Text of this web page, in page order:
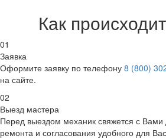
Как
01
Заявка
Оформите заявку по телефону 8 (800)
на сайте.
02
Выезд мастера
Перед выездом механик свяжется с
ремонта и согласования удобного для